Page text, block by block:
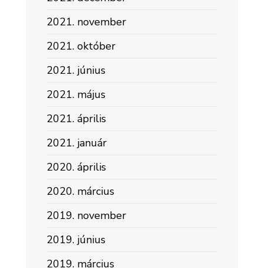
2021. november
2021. október
2021. június
2021. május
2021. április
2021. január
2020. április
2020. március
2019. november
2019. június
2019. március